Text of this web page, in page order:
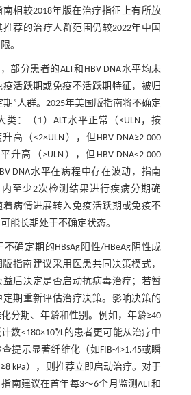
南相较2018年版在治疗指征上有所放
荐的治疗人群范围仍较2022年中国
。
部分患者的ALT和HBV DNA水平均未
活跃期或免疫不活跃期特征，被归
期”人群。2025年美国版指南将不确定
：（1）ALT水平正常（<ULN，按
高（<2×ULN），但HBV DNA≥2 000
升高（>ULN），但HBV DNA<2 000
DNA水平在病程中存在波动，指南
至少2次检测结果进行疾病分期确
病情进展转入免疫活跃期或免疫不
能长期处于不确定状态。
确定期的HBsAg阳性/HBeAg阴性成
指南建议采用医患共同决策模式，
后决定是否启动抗病毒治疗；若暂
期重新评估治疗决策。影响决策的
分期、年龄和性别。例如，年龄≥40
数<180×10⁹/L的患者更可能从治疗中
提示显著纤维化（如FIB-4>1.45或瞬
kPa），则推荐立即启动治疗。对于
南建议在首年每3～6个月监测ALT和